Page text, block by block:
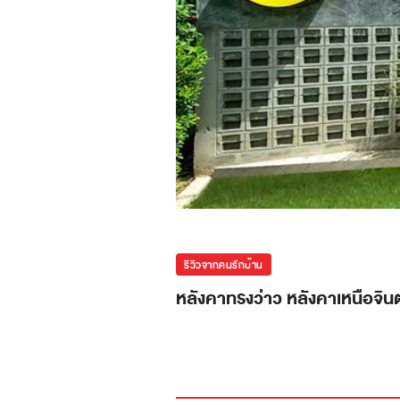
รีวิวจากคนรักบ้าน
หลังคาทรงว่าว หลังคาเหนือจิ